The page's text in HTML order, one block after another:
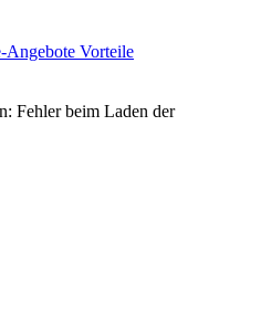
Angebote Vorteile
Fehler beim Laden der